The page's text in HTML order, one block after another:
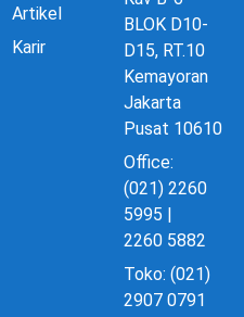
Artikel
Karir
BLOK D10-
D15, RT.10
Kemayoran
Jakarta
Pusat 10610
Office:
(021) 2260
5995 |
2260 5882
Toko: (021)
2907 0791